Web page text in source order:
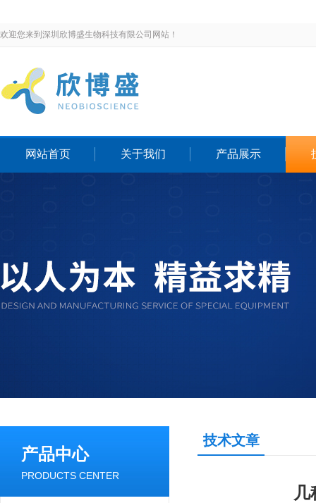
欢迎您来到深圳欣博盛生物科技有限公司网站！
网站首页 关于我们 产品展示
产品中心
PRODUCTS CENTER
技术文章